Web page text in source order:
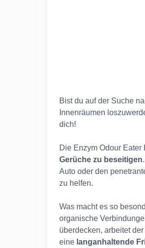
Bist du auf der Suche
Innenräumen
dich!
Die Enzym Odour
Gerüche zu beseitigen
Auto oder den
zu helfen.
Was macht es so
organische
überdecken, arbeitet
eine langanhaltende